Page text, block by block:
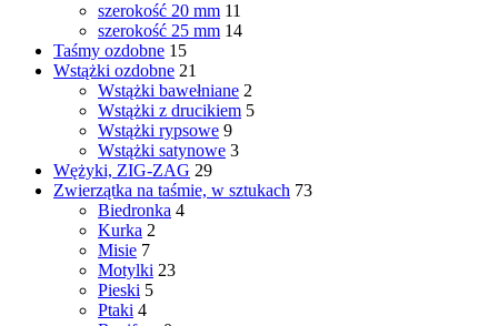
szerokość 20 mm 11
szerokość 25 mm 14
Taśmy ozdobne 15
Wstążki ozdobne 21
Wstążki bawełniane 2
Wstążki z drucikiem 5
Wstążki rypsowe 9
Wstążki satynowe 3
Wężyki, ZIG-ZAG 29
Zwierzątka na taśmie, w sztukach 73
Biedronka 4
Kurka 2
Misie 7
Motylki 23
Pieski 5
Ptaki 4